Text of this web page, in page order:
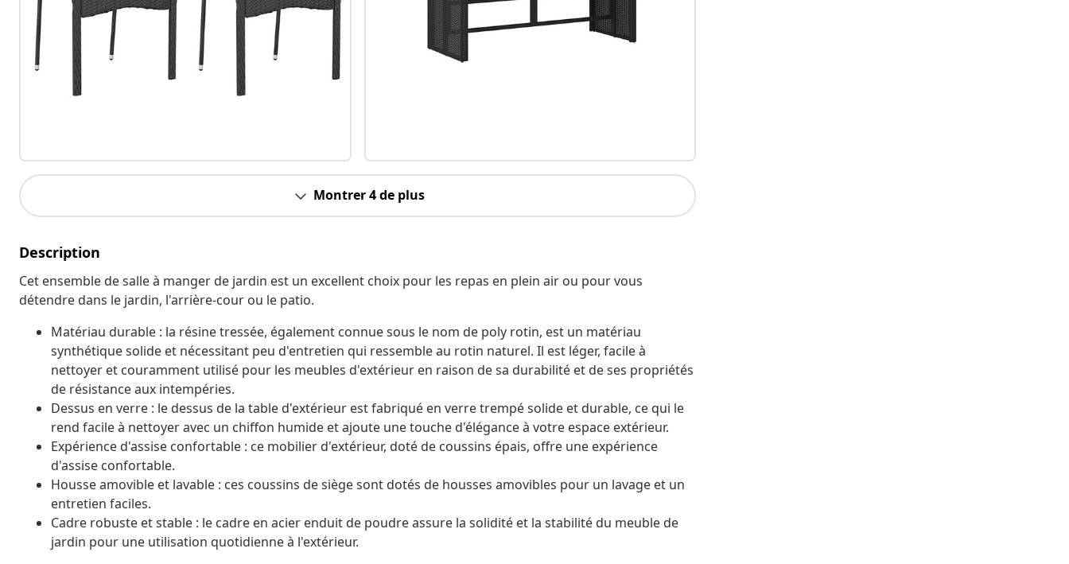
Montrer 4 de plus
Description
Cet ensemble de salle à manger de jardin est un excellent choix pour les repas en plein air ou pour vous
détendre dans le jardin, l'arrière-cour ou le patio.
Matériau durable : la résine tressée, également connue sous le nom de poly rotin, est un matériau
synthétique solide et nécessitant peu d'entretien qui ressemble au rotin naturel. Il est léger, facile à
nettoyer et couramment utilisé pour les meubles d'extérieur en raison de sa durabilité et de ses propriétés
de résistance aux intempéries.
Dessus en verre : le dessus de la table d'extérieur est fabriqué en verre trempé solide et durable, ce qui le
rend facile à nettoyer avec un chiffon humide et ajoute une touche d'élégance à votre espace extérieur.
Expérience d'assise confortable : ce mobilier d'extérieur, doté de coussins épais, offre une expérience
d'assise confortable.
Housse amovible et lavable : ces coussins de siège sont dotés de housses amovibles pour un lavage et un
entretien faciles.
Cadre robuste et stable : le cadre en acier enduit de poudre assure la solidité et la stabilité du meuble de
jardin pour une utilisation quotidienne à l'extérieur.